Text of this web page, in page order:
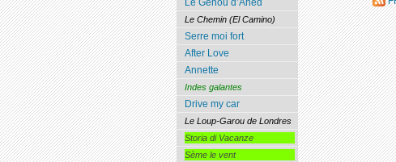
Le Genou d’Ahed
Le Chemin (El Camino)
Serre moi fort
After Love
Annette
Indes galantes
Drive my car
Le Loup-Garou de Londres
Storia di Vacanze
Sème le vent